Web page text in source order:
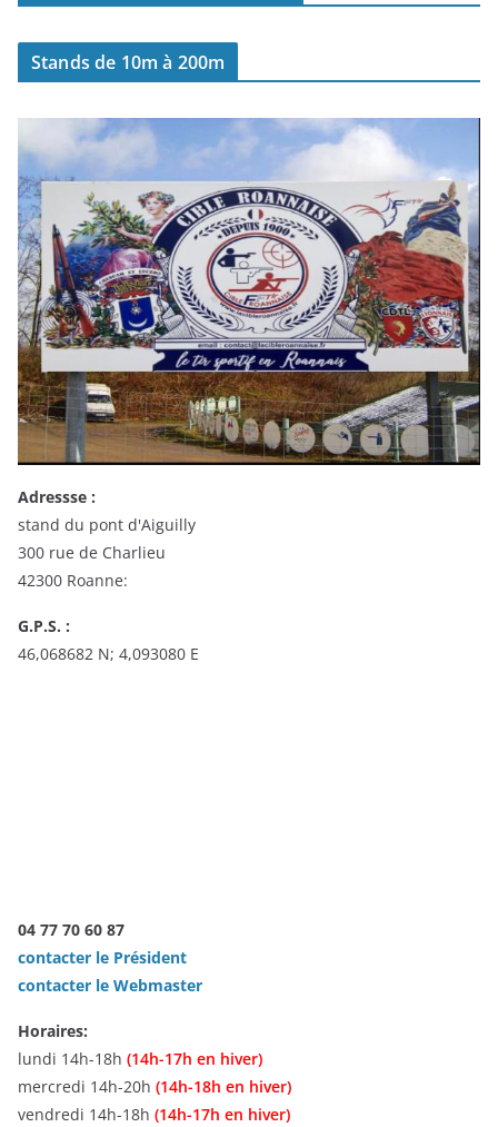
Stands de 10m à 200m
Adressse :
stand du pont d'Aiguilly
300 rue de Charlieu
42300 Roanne:
G.P.S. :
46,068682 N; 4,093080 E
04 77 70 60 87
contacter le Président
contacter le Webmaster
Horaires:
lundi 14h-18h (14h-17h en hiver)
mercredi 14h-20h (14h-18h en hiver)
vendredi 14h-18h (14h-17h en hiver)